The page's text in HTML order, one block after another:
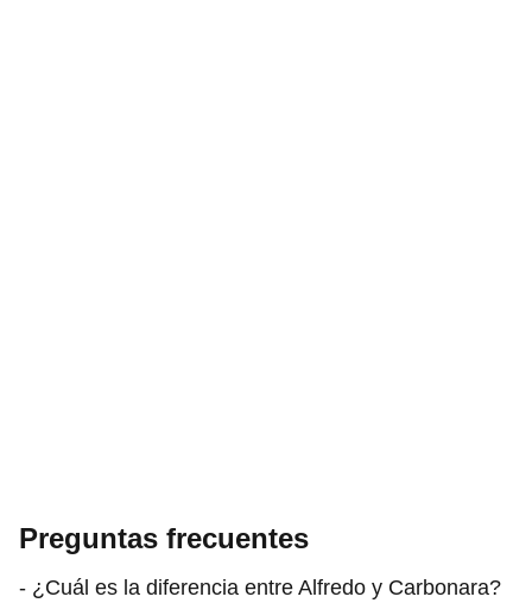
Preguntas frecuentes
- ¿Cuál es la diferencia entre Alfredo y Carbonara?